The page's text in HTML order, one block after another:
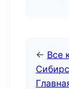
← Все